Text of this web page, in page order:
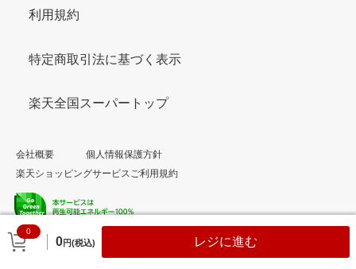
0
0円(税込) レジに進む
利用規約
特定商取引法に基づく表示
楽天全国スーパートップ
会社概要
個人情報保護方針
楽天ショッピングサービスご利用規約
© Rakuten Group, Inc.